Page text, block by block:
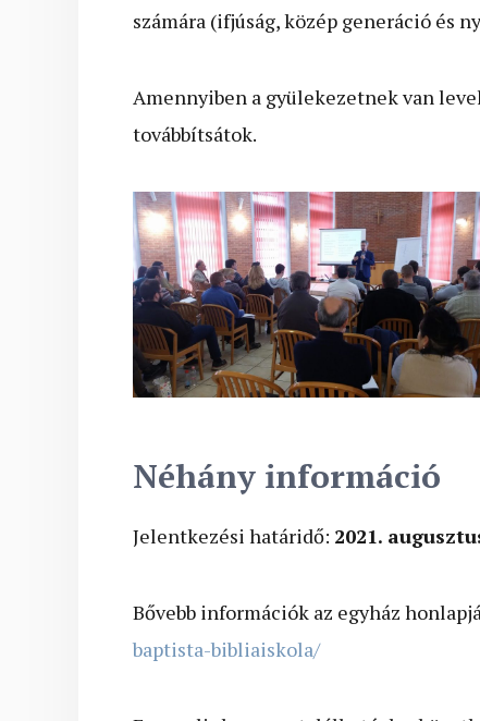
számára (ifjúság, közép generáció és
Amennyiben a gyülekezetnek van
továbbítsátok.
Néhány információ
Jelentkezési határidő: 2021.
Bővebb információk az egyház
baptista-bibliaiskola/